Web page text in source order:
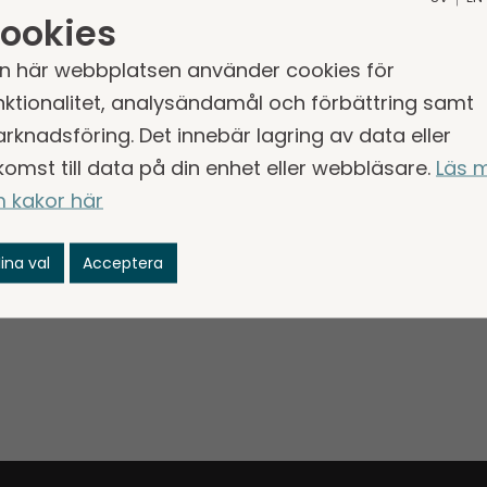
for Frends videre utvikling." Säger Pål
affärsområde Handel.
vänligen kontakta:
705 98 06 19, [email protected]
privatägd företagsgrupp som förvärvar och
i Sverige. Storskogen startades 2012 och har
52 affärsenheter med en samlad
här webbplatsen använder cookies för
analysändamål och förbättring samt
Det innebär lagring av data eller
till data på din enhet eller webbläsare. Läs
kakor här
val Acceptera